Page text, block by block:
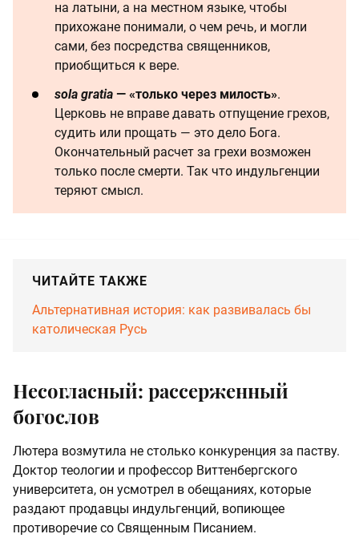
на латыни, а на местном языке, чтобы
прихожане понимали, о чем речь, и могли
сами, без посредства священников,
приобщиться к вере.
sola gratia — «только через милость».
Церковь не вправе давать отпущение грехов,
судить или прощать — это дело Бога.
Окончательный расчет за грехи возможен
только после смерти. Так что индульгенции
теряют смысл.
ЧИТАЙТЕ ТАКЖЕ
Альтернативная история: как развивалась бы
католическая Русь
Несогласный: рассерженный
богослов
Лютера возмутила не столько конкуренция за паству.
Доктор теологии и профессор Виттенбергского
университета, он усмотрел в обещаниях, которые
раздают продавцы индульгенций, вопиющее
противоречие со Священным Писанием.